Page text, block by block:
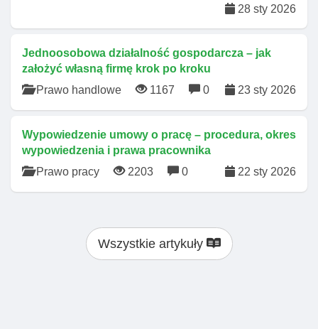
28 sty 2026
Jednoosobowa działalność gospodarcza – jak
założyć własną firmę krok po kroku
Prawo handlowe
1167 0 23 sty 2026
Wypowiedzenie umowy o pracę – procedura, okres
wypowiedzenia i prawa pracownika
Prawo pracy
2203 0 22 sty 2026
Wszystkie artykuły